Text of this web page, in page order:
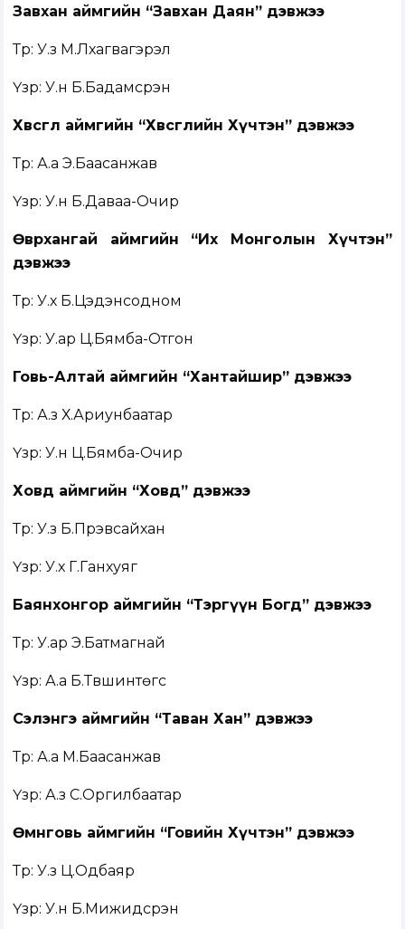
Завхан аймгийн “Завхан Даян” дэвжээ
Түрүү: У.з М.Лхагвагэрэл
Үзүүр: У.н Б.Бадамсүрэн
Хөвсгөл аймгийн “Хөвсгөлийн Хүчтэн” дэвжээ
Түрүү: А.а Э.Баасанжав
Үзүүр: У.н Б.Даваа-Очир
Өвөрхангай аймгийн “Их Монголын Хүчтэн”
дэвжээ
Түрүү: У.х Б.Цэдэнсодном
Үзүүр: У.ар Ц.Бямба-Отгон
Говь-Алтай аймгийн “Хантайшир” дэвжээ
Түрүү: А.з Х.Ариунбаатар
Үзүүр: У.н Ц.Бямба-Очир
Ховд аймгийн “Ховд” дэвжээ
Түрүү: У.з Б.Пүрэвсайхан
Үзүүр: У.х Г.Ганхуяг
Баянхонгор аймгийн “Тэргүүн Богд” дэвжээ
Түрүү: У.ар Э.Батмагнай
Үзүүр: А.а Б.Түвшинтөгс
Сэлэнгэ аймгийн “Таван Хан” дэвжээ
Түрүү: А.а М.Баасанжав
Үзүүр: А.з С.Оргилбаатар
Өмнөговь аймгийн “Говийн Хүчтэн” дэвжээ
Түрүү: У.з Ц.Одбаяр
Үзүүр: У.н Б.Мижидсүрэн